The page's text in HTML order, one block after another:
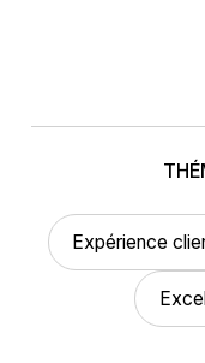
Expérience